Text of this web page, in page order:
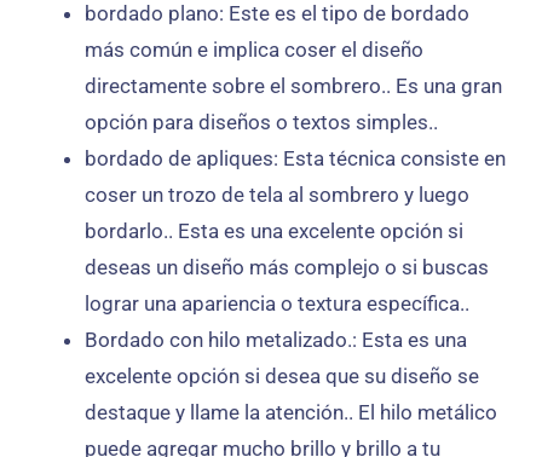
bordado plano: Este es el tipo de bordado
más común e implica coser el diseño
directamente sobre el sombrero.. Es una gran
opción para diseños o textos simples..
bordado de apliques: Esta técnica consiste en
coser un trozo de tela al sombrero y luego
bordarlo.. Esta es una excelente opción si
deseas un diseño más complejo o si buscas
lograr una apariencia o textura específica..
Bordado con hilo metalizado.: Esta es una
excelente opción si desea que su diseño se
destaque y llame la atención.. El hilo metálico
puede agregar mucho brillo y brillo a tu